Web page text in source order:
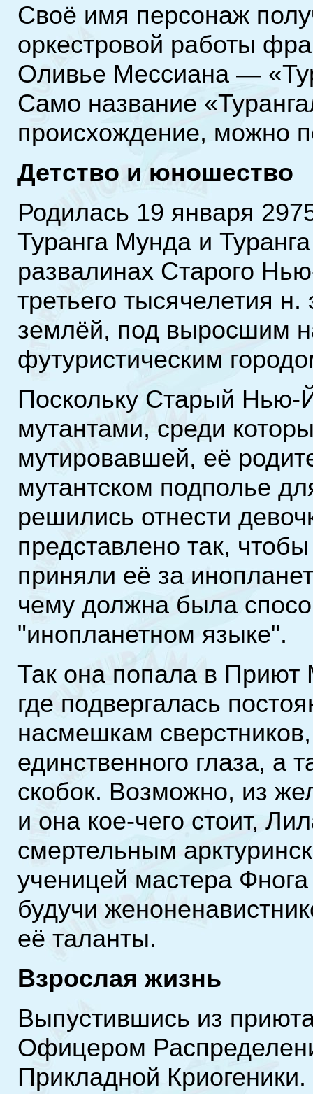
Своё имя персонаж
оркестровой работы
Оливье Мессиана —
Само название
происхождение, можно
Детство и юношество
Родилась 19 января
Туранга Мунда и
развалинах Старого
третьего тысячелетия
землёй, под выросшим
футуристическим
Поскольку Старый
мутантами, среди
мутировавшей, её
мутантском подполье
решились отнести
представлено так,
приняли её за
чему должна была
"инопланетном языке".
Так она попала в Приют
где подвергалась
насмешкам
единственного глаза, а
скобок. Возможно, из
и она кое-чего стоит,
смертельным
ученицей мастера
будучи
её таланты.
Взрослая жизнь
Выпустившись из
Офицером
Прикладной